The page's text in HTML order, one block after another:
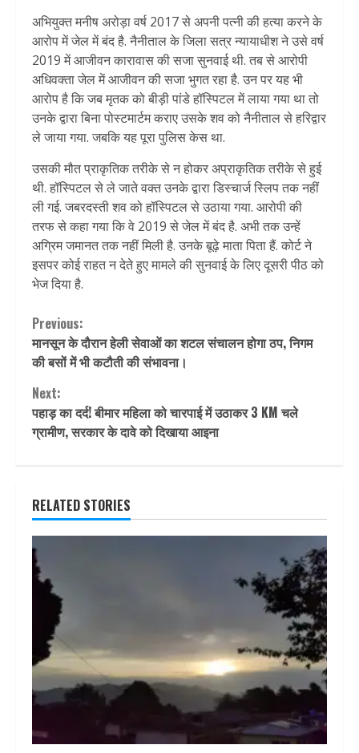
अभियुक्त मनीष अरोड़ा वर्ष 2017 से अपनी पत्नी की हत्या करने के
आरोप में जेल में बंद है. नैनीताल के जिला सत्र न्यायाधीश ने उसे वर्ष
2019 में आजीवन कारावास की सजा सुनवाई थी. तब से आरोपी
अधिवक्ता जेल में आजीवन की सजा भुगत रहा है. उन पर यह भी
आरोप है कि जब मृतक को बीड़ी पांडे हॉस्पिटल में लाया गया था तो
उनके द्वारा बिना पोस्टमार्टम कराए उसके शव को नैनीताल से हरिद्वार
ले जाया गया. जबकि यह पूरा पुलिस केस था.
उसकी मौत प्राकृतिक तरीके से न होकर अप्राकृतिक तरीके से हुई
थी. हॉस्पिटल से ले जाते वक्त उनके द्वारा डिस्चार्ज स्लिप तक नहीं
ली गई. जबरदस्ती शव को हॉस्पिटल से उठाया गया. आरोपी की
तरफ से कहा गया कि वे 2019 से जेल में बंद है. अभी तक उन्हें
अग्रिम जमानत तक नहीं मिली है. उनके बूढ़े माता पिता हैं. कोर्ट ने
इसपर कोई राहत न देते हुए मामले की सुनवाई के लिए दूसरी पीठ को
भेज दिया है.
Continue
Reading
Previous:
मानसून के दौरान हेली सेवाओं का शटल संचालन होगा ठप, निगम
की बसों में भी कटौती की संभावना।
Next:
पहाड़ का दर्द! बीमार महिला को चारपाई में उठाकर 3 KM चले
ग्रामीण, सरकार के दावे को दिखाया आइना
RELATED STORIES